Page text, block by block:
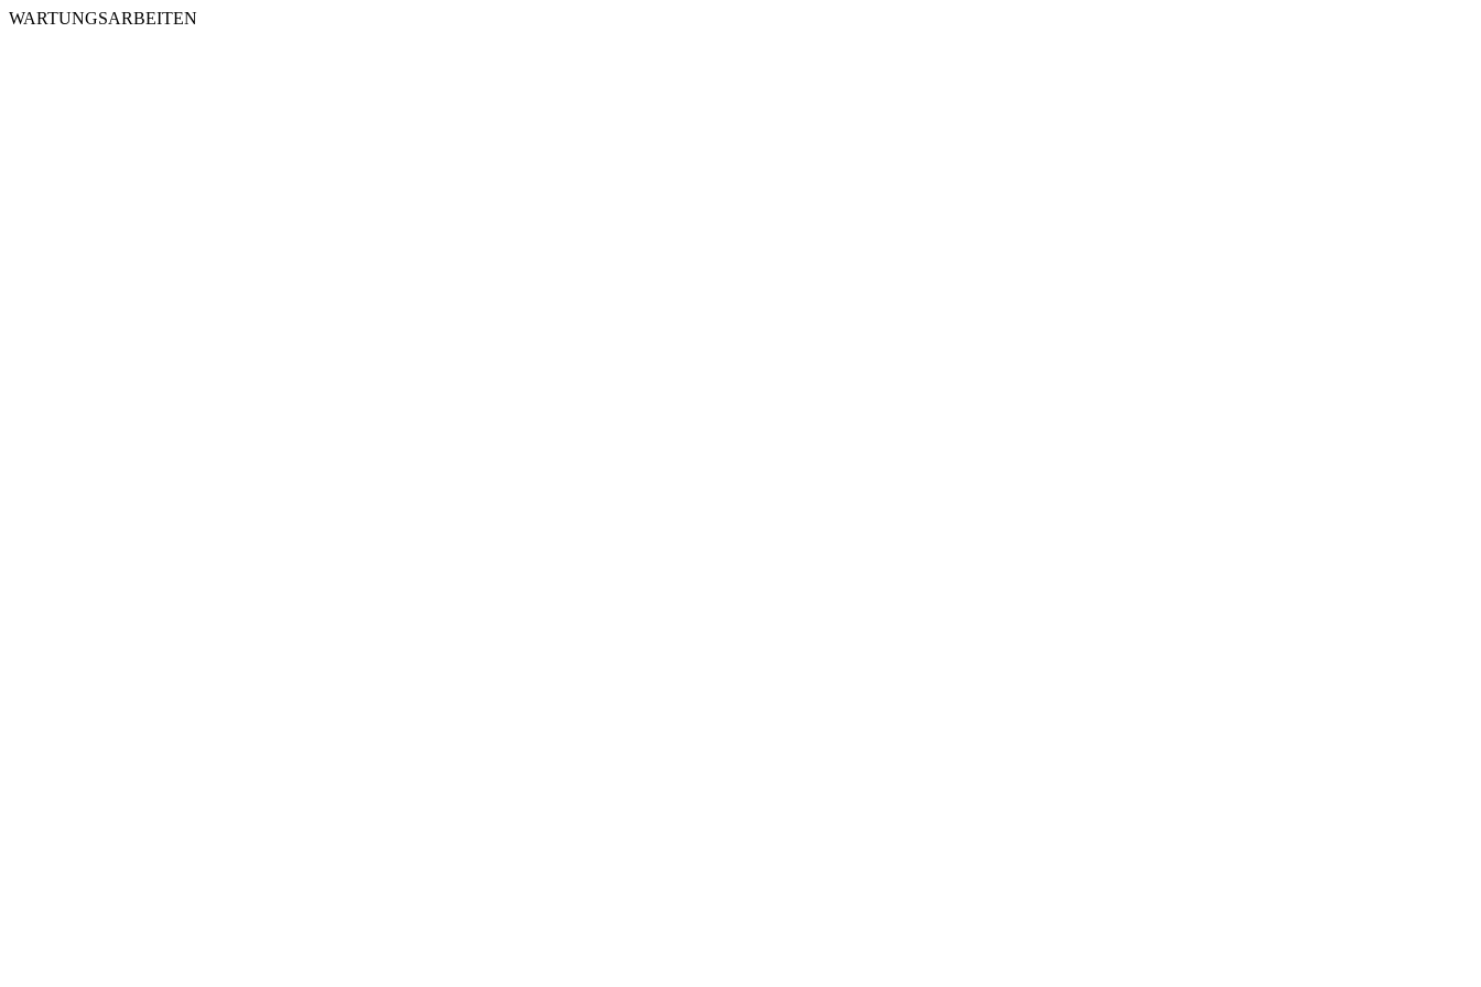
WARTUNGSARBEITEN